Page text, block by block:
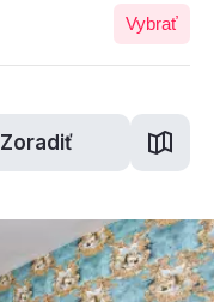
Vybrať
Zoradiť